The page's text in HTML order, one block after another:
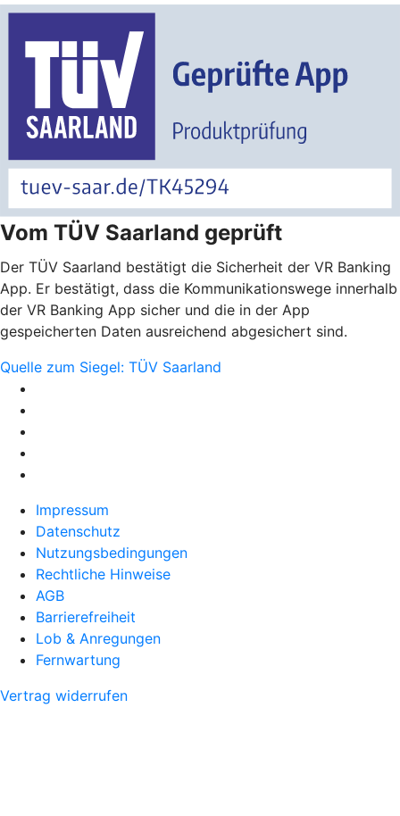
Vom TÜV Saarland geprüft
Der TÜV Saarland bestätigt die Sicherheit der VR Banking
App. Er bestätigt, dass die Kommunikationswege innerhalb
der VR Banking App sicher und die in der App
gespeicherten Daten ausreichend abgesichert sind.
Quelle zum Siegel: TÜV Saarland
Impressum
Datenschutz
Nutzungsbedingungen
Rechtliche Hinweise
AGB
Barrierefreiheit
Lob & Anregungen
Fernwartung
Vertrag widerrufen